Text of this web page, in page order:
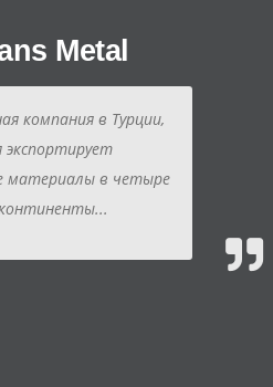
Metal
компания в Турции,
экспортирует
материалы в четыре